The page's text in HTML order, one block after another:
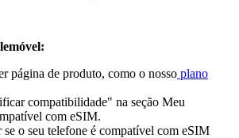
página de produto, como o nosso plano
compatibilidade" na seção Meu
com eSIM.
o seu telefone é compatível com eSIM